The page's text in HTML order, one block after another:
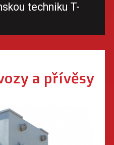
techniku T-
a přívěsy